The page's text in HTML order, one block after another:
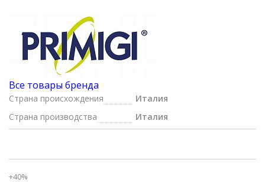
Все товары бренда
Страна происхождения
Италия
Страна производства
Италия
+40%